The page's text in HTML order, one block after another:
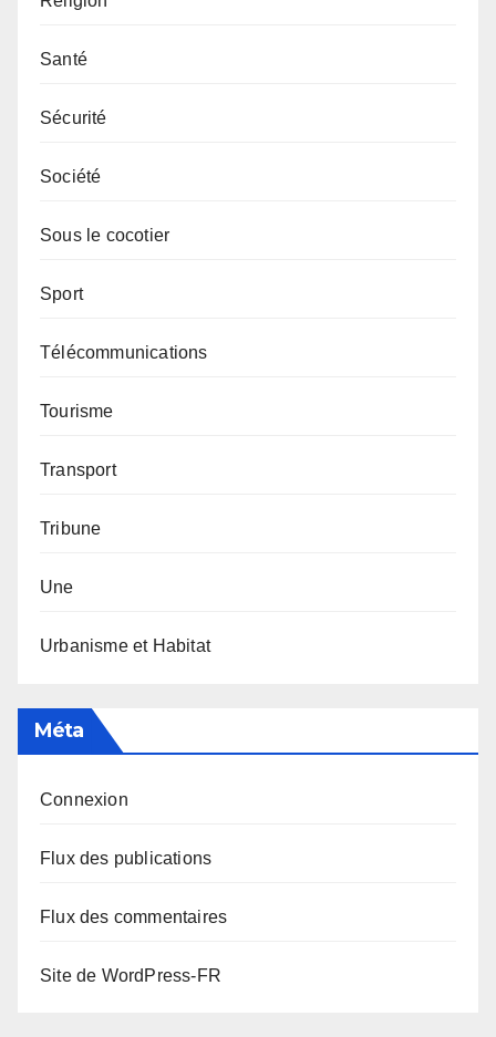
Santé
Sécurité
Société
Sous le cocotier
Sport
Télécommunications
Tourisme
Transport
Tribune
Une
Urbanisme et Habitat
Méta
Connexion
Flux des publications
Flux des commentaires
Site de WordPress-FR